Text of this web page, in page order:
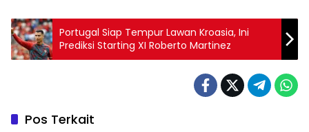
Portugal Siap Tempur Lawan Kroasia, Ini
Prediksi Starting XI Roberto Martinez
Pos Terkait